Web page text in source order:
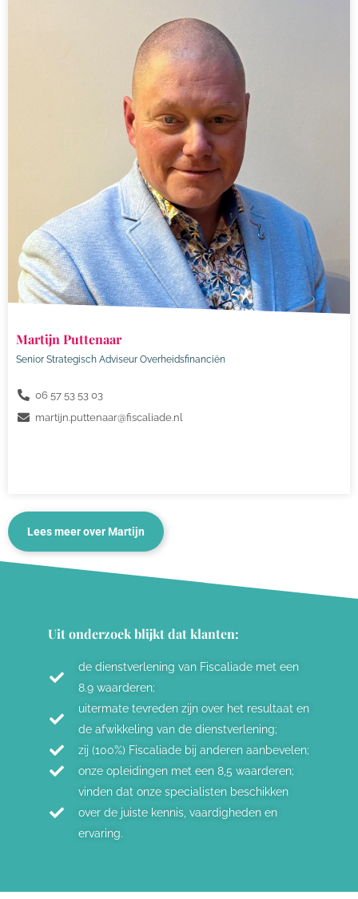
Martijn Puttenaar
Senior Strategisch Adviseur Overheidsfinanciën
06 57 53 53 03
martijn.puttenaar@fiscaliade.nl
Lees meer over Martijn
Uit onderzoek blijkt dat klanten:
de dienstverlening van Fiscaliade met een
8.9 waarderen;
uitermate tevreden zijn over het resultaat en
de afwikkeling van de dienstverlening;
zij (100%) Fiscaliade bij anderen aanbevelen;
onze opleidingen met een 8,5 waarderen;
vinden dat onze specialisten beschikken
over de juiste kennis, vaardigheden en
ervaring.